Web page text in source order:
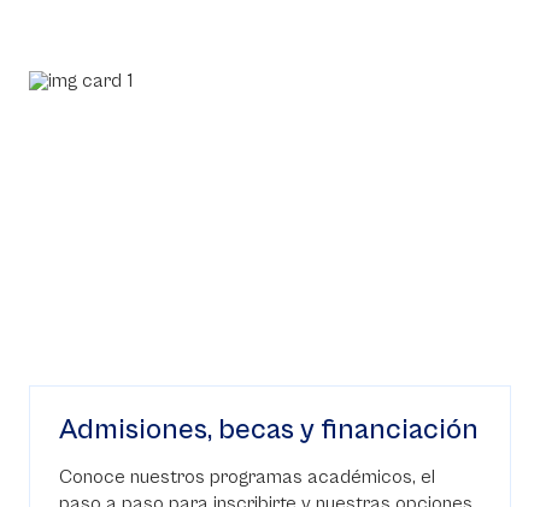
Admisiones, becas y financiación
Conoce nuestros programas académicos, el